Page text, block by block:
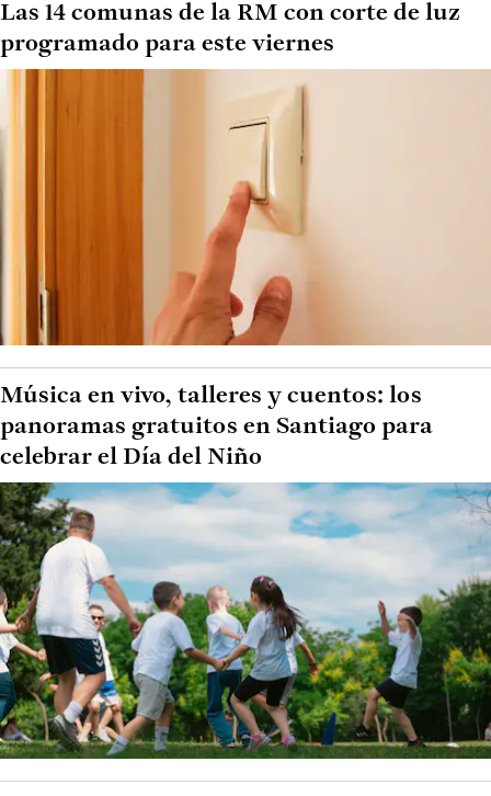
Las 14 comunas de la RM con corte de luz
programado para este viernes
Música en vivo, talleres y cuentos: los
panoramas gratuitos en Santiago para
celebrar el Día del Niño